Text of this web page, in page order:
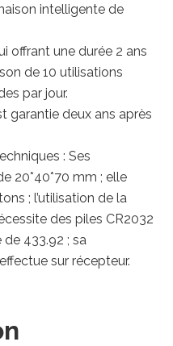
intelligente de
offrant une durée 2 ans
de 10 utilisations
par jour.
garantie deux ans après
: Ses
20*40*70 mm ; elle
; l’utilisation de la
des piles CR2032
433.92 ; sa
sur récepteur.